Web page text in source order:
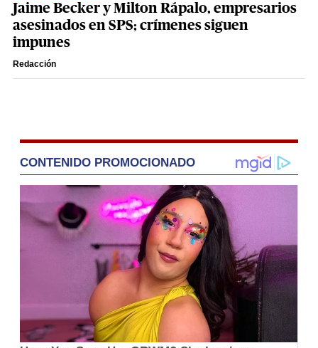
Jaime Becker y Milton Rápalo, empresarios
asesinados en SPS; crímenes siguen
impunes
Redacción
CONTENIDO PROMOCIONADO